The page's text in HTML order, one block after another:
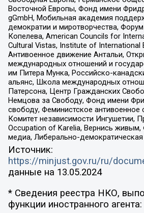
Восточной Европы, Фонд имени
gGmbH, Мобильная академия
демократии и миротворчества,
Копелева, American Councils for
Cultural Vistas, Institute of International
Антивоенное движение Антальи,
международных отношений и
им Питера Мунка, Российско-
альянс, Школа международных
Патерсона, Центр Гражданских
Немцова за Свободу, Фонд имени
свободу, Феминистское антивоенное
Комитет независимости Ингушетии,
Occupation of Karelia, Вернись
медиа, Либерально-
Источник:
https://minjust.gov.ru/ru/
данные на 13.05.2024
* Сведения реестра НКО,
функции иностранного агента: